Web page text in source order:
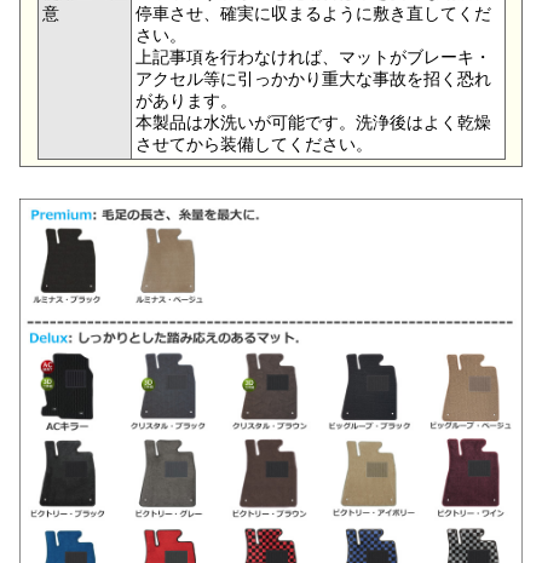
意
停車させ、確実に収まるように敷き直してくだ
さい。
上記事項を行わなければ、マットがブレーキ・
アクセル等に引っかかり重大な事故を招く恐れ
があります。
本製品は水洗いが可能です。洗浄後はよく乾燥
させてから装備してください。